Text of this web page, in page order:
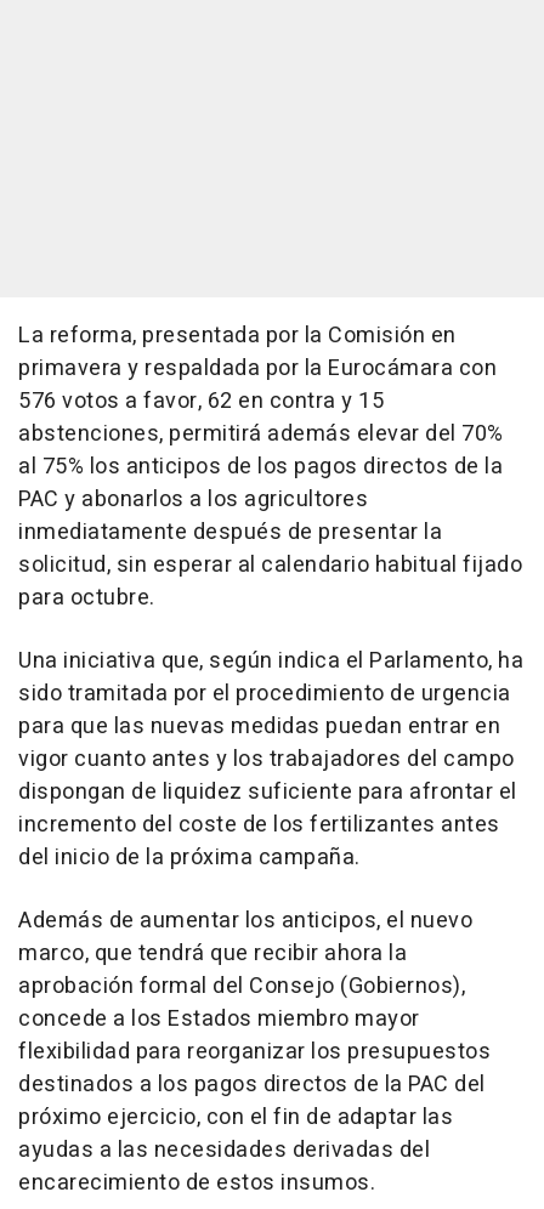
La reforma, presentada por la Comisión en
primavera y respaldada por la Eurocámara con
576 votos a favor, 62 en contra y 15
abstenciones, permitirá además elevar del 70%
al 75% los anticipos de los pagos directos de la
PAC y abonarlos a los agricultores
inmediatamente después de presentar la
solicitud, sin esperar al calendario habitual fijado
para octubre.
Una iniciativa que, según indica el Parlamento, ha
sido tramitada por el procedimiento de urgencia
para que las nuevas medidas puedan entrar en
vigor cuanto antes y los trabajadores del campo
dispongan de liquidez suficiente para afrontar el
incremento del coste de los fertilizantes antes
del inicio de la próxima campaña.
Además de aumentar los anticipos, el nuevo
marco, que tendrá que recibir ahora la
aprobación formal del Consejo (Gobiernos),
concede a los Estados miembro mayor
flexibilidad para reorganizar los presupuestos
destinados a los pagos directos de la PAC del
próximo ejercicio, con el fin de adaptar las
ayudas a las necesidades derivadas del
encarecimiento de estos insumos.